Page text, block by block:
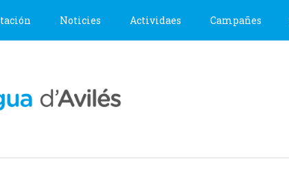
Noticies Actividaes Campañes